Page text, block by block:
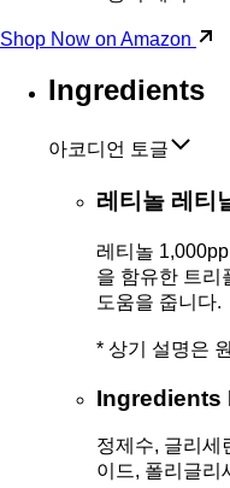
Shop Now on Amazon
Ingredients
아코디언 토글
레티놀 레티
레티놀
을 함유한 트리
도움을 줍니다.
* 상기 설명은
Ingredients
정제수, 글리세
이드, 폴리글리